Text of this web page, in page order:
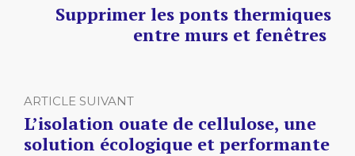
Supprimer les ponts thermiques
entre murs et fenêtres
ARTICLE SUIVANT
L’isolation ouate de cellulose, une
solution écologique et performante